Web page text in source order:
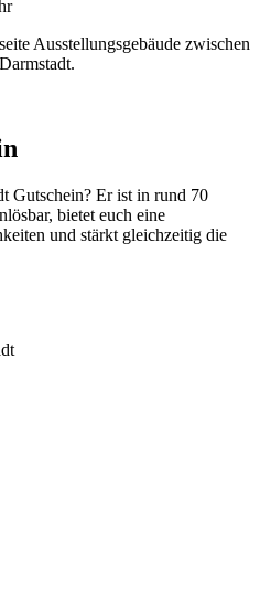
Ausstellungsgebäude zwischen
Gutschein? Er ist in rund 70
bietet euch eine
und stärkt gleichzeitig die